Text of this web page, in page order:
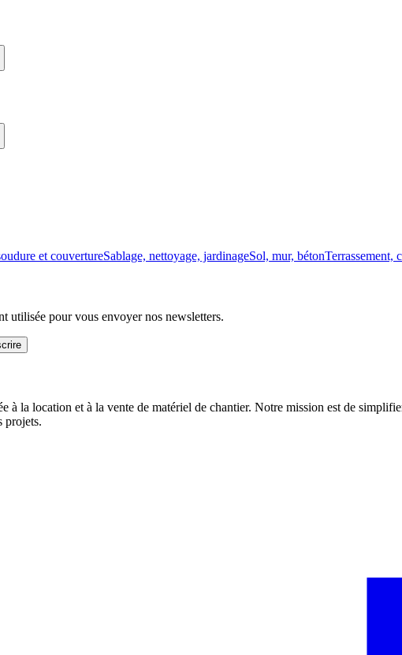
et couvertureSablage, nettoyage, jardinageSol, mur, bétonTerrassement,
utilisée pour vous envoyer nos newsletters.
à la location et à la vente de matériel de chantier. Notre mission est de
projets.